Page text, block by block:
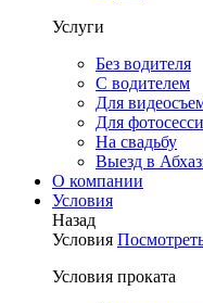
Услуги
Без водителя
С водителем
Для
Для
На свадьбу
Выезд в
О компании
Условия
Назад
Условия
Условия проката